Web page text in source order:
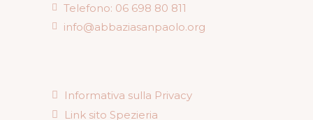
Telefono: 06 698 80 811
info@abbaziasanpaolo.org
Informativa sulla Privacy
Link sito Spezieria